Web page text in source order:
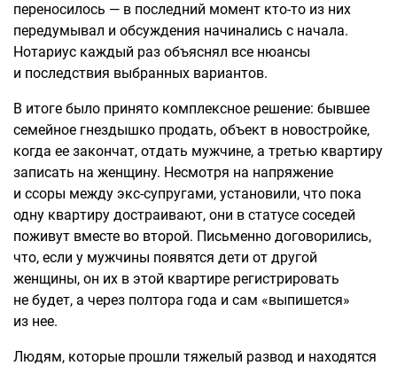
переносилось — в последний момент кто-то из них
передумывал и обсуждения начинались с начала.
Нотариус каждый раз объяснял все нюансы
и последствия выбранных вариантов.
В итоге было принято комплексное решение: бывшее
семейное гнездышко продать, объект в новостройке,
когда ее закончат, отдать мужчине, а третью квартиру
записать на женщину. Несмотря на напряжение
и ссоры между экс-супругами, установили, что пока
одну квартиру достраивают, они в статусе соседей
поживут вместе во второй. Письменно договорились,
что, если у мужчины появятся дети от другой
женщины, он их в этой квартире регистрировать
не будет, а через полтора года и сам «выпишется»
из нее.
Людям, которые прошли тяжелый развод и находятся